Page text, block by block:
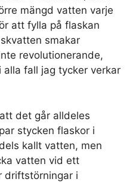
mängd vatten varje
att fylla på flaskan
smakar
revolutionerande,
fall jag tycker verkar
det går alldeles
stycken flaskor i
kallt vatten, men
vatten vid ett
driftstörningar i